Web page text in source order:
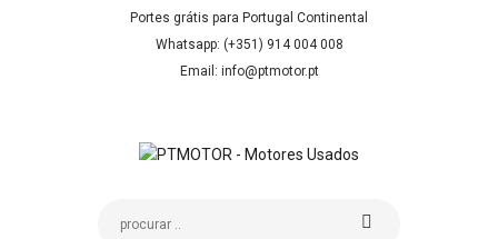
Portes grátis para Portugal Continental
Whatsapp: (+351) 914 004 008
Email: info@ptmotor.pt